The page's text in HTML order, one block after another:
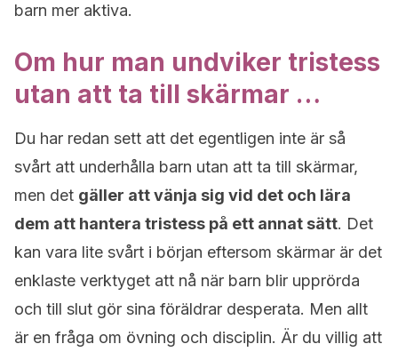
barn mer aktiva.
Om hur man undviker tristess
utan att ta till skärmar …
Du har redan sett att det egentligen inte är så
svårt att underhålla barn utan att ta till skärmar,
men det gäller att vänja sig vid det och lära
dem att hantera tristess på ett annat sätt. Det
kan vara lite svårt i början eftersom skärmar är det
enklaste verktyget att nå när barn blir upprörda
och till slut gör sina föräldrar desperata. Men allt
är en fråga om övning och disciplin. Är du villig att